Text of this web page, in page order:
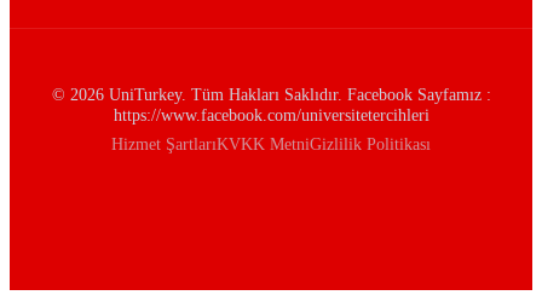
© 2026 UniTurkey. Tüm Hakları Saklıdır. Facebook Sayfamız :
https://www.facebook.com/universitetercihleri
Hizmet ŞartlarıKVKK MetniGizlilik Politikası